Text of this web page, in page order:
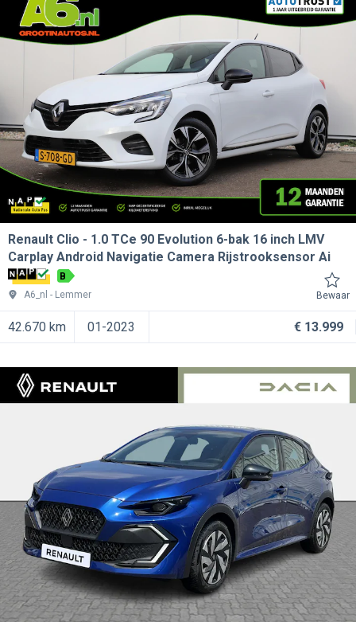
Renault Clio
1.0 TCe 90 Evolution 6-bak 16 inch LMV
Carplay Android Navigatie Camera Rijstrooksensor Ai
B
A6_nl
Lemmer Bewaar
42.670 km 01-2023 € 13.999